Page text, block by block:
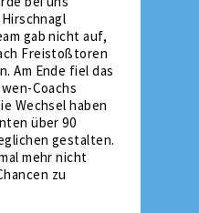
gab nicht auf,
Freistoßtoren
Am Ende fiel das
Coachs
Wechsel haben
über 90
gestalten.
mehr nicht
zu